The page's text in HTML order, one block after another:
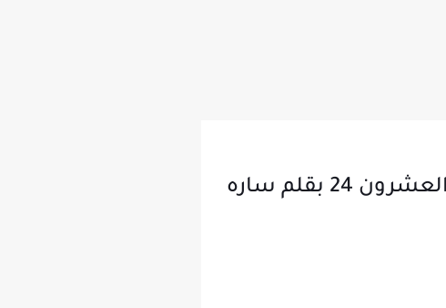
رواية عندما يعشق الشيطان الفصل الرابع والعشرون 24 بقلم ساره